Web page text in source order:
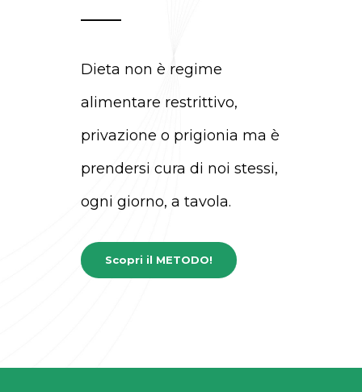
Dieta non è regime
alimentare restrittivo,
privazione o prigionia ma è
prendersi cura di noi stessi,
ogni giorno, a tavola.
Scopri il METODO!